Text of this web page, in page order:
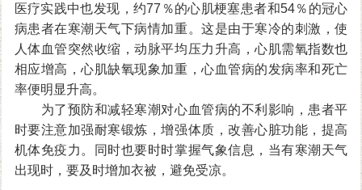
医疗实践中也发现，约77％的心肌梗塞患者和54％的冠心
病患者在寒潮天气下病情加重。这是由于寒冷的刺激，使
人体血管突然收缩，动脉平均压力升高，心肌需氧指数也
相应增高，心肌缺氧现象加重，心血管病的发病率和死亡
率便明显升高。
为了预防和减轻寒潮对心血管病的不利影响，患者平
时要注意加强耐寒锻炼，增强体质，改善心脏功能，提高
机体免疫力。同时也要时时掌握气象信息，当有寒潮天气
出现时，要及时增加衣被，避免受凉。